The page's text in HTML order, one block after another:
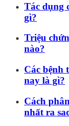
Tác dụng
gì?
Triệu
nào?
Các bệnh
nay là gì?
Cách
nhất ra